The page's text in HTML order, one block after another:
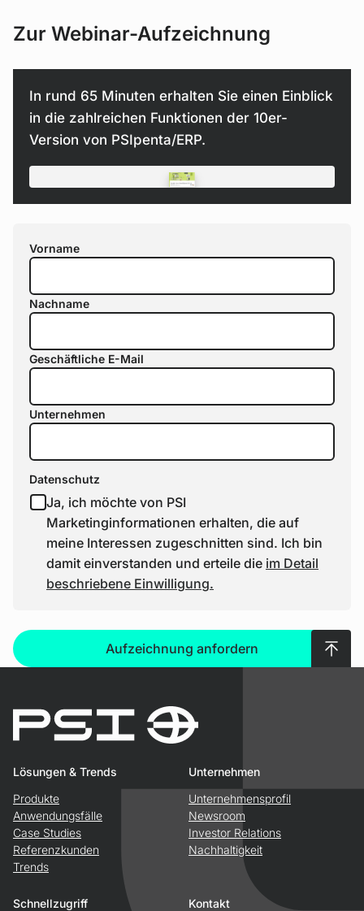
Zur Webinar-Aufzeichnung
In rund 65 Minuten erhalten Sie einen Einblick
in die zahlreichen Funktionen der 10er-
Version von PSIpenta/ERP.
Vorname
Nachname
Geschäftliche E-Mail
Unternehmen
Datenschutz
Ja, ich möchte von PSI
Marketinginformationen erhalten, die auf
meine Interessen zugeschnitten sind. Ich bin
damit einverstanden und erteile die im Detail
beschriebene Einwilligung.
Aufzeichnung anfordern
Lösungen & Trends
Produkte
Anwendungsfälle
Case Studies
Referenzkunden
Trends
Unternehmen
Unternehmensprofil
Newsroom
Investor Relations
Nachhaltigkeit
Schnellzugriff Kontakt
Nach